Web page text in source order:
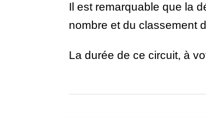
Il est remarquable que la
nombre et du classement
La durée de ce circuit, à